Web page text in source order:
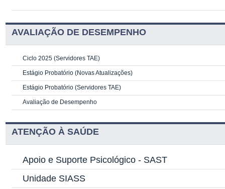
AVALIAÇÃO DE DESEMPENHO
Ciclo 2025 (Servidores TAE)
Estágio Probatório (Novas Atualizações)
Estágio Probatório (Servidores TAE)
Avaliação de Desempenho
ATENÇÃO À SAÚDE
Apoio e Suporte Psicológico - SAST
Unidade SIASS